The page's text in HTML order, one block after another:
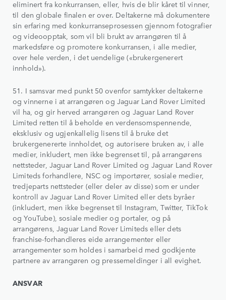
eliminert fra konkurransen, eller, hvis de blir kåret til vinner,
til den globale finalen er over. Deltakerne må dokumentere
sin erfaring med konkurranseprosessen gjennom fotografier
og videoopptak, som vil bli brukt av arrangøren til å
markedsføre og promotere konkurransen, i alle medier,
over hele verden, i det uendelige («brukergenerert
innhold»).
51. I samsvar med punkt 50 ovenfor samtykker deltakerne
og vinnerne i at arrangøren og Jaguar Land Rover Limited
vil ha, og gir herved arrangøren og Jaguar Land Rover
Limited retten til å beholde en verdensomspennende,
eksklusiv og ugjenkallelig lisens til å bruke det
brukergenererte innholdet, og autorisere bruken av, i alle
medier, inkludert, men ikke begrenset til, på arrangørens
nettsteder, Jaguar Land Rover Limited og Jaguar Land Rover
Limiteds forhandlere, NSC og importører, sosiale medier,
tredjeparts nettsteder (eller deler av disse) som er under
kontroll av Jaguar Land Rover Limited eller dets byråer
(inkludert, men ikke begrenset til Instagram, Twitter, TikTok
og YouTube), sosiale medier og portaler, og på
arrangørens, Jaguar Land Rover Limiteds eller dets
franchise-forhandleres eide arrangementer eller
arrangementer som holdes i samarbeid med godkjente
partnere av arrangøren og pressemeldinger i all evighet.
ANSVAR